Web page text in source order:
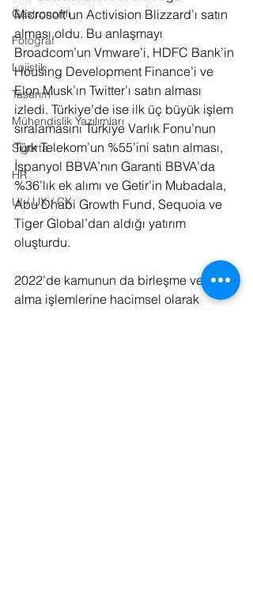
Gastronomi
Fotoğraf
Lojistik
Tasarım
Mühendislik Yazılımları
Sigorta
HR
UI / UX / CX
Microsoft'un Activision Blizzard’ı satın
alması oldu. Bu anlaşmayı
Broadcom’un Vmware’i, HDFC Bank’in
Housing Development Finance’i ve
Elon Musk’ın Twitter’ı satın alması
izledi. Türkiye’de ise ilk üç büyük işlem
sıralamasını Türkiye Varlık Fonu’nun
Türk Telekom’un %55’ini satın alması,
İspanyol BBVA’nın Garanti BBVA’da
%36’lık ek alımı ve Getir’in Mubadala,
Abu Dhabi Growth Fund, Sequoia ve
Tiger Global’dan aldığı yatırım
oluşturdu.
2022’de kamunun da birleşme ve satın
alma işlemlerine hacimsel olarak